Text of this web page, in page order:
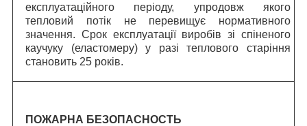
експлуатаційного періоду, упродовж якого
тепловий потік не перевищує нормативного
значення. Cрок експлуатації виробів зі спіненого
каучуку (еластомеру) у разі теплового старіння
становить 25 років.
ПОЖАРНА БЕЗОПАСНОСТЬ